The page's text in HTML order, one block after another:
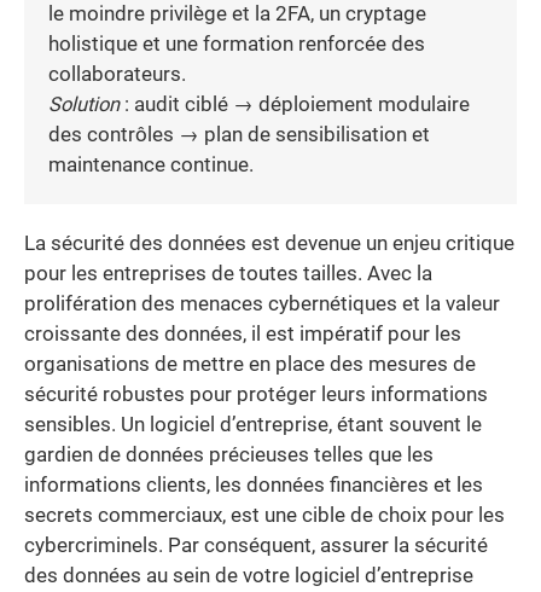
le moindre privilège et la 2FA, un cryptage
holistique et une formation renforcée des
collaborateurs.
Solution: audit ciblé → déploiement modulaire
des contrôles → plan de sensibilisation et
maintenance continue.
La sécurité des données est devenue un enjeu critique
pour les entreprises de toutes tailles. Avec la
prolifération des menaces cybernétiques et la valeur
croissante des données, il est impératif pour les
organisations de mettre en place des mesures de
sécurité robustes pour protéger leurs informations
sensibles. Un logiciel d’entreprise, étant souvent le
gardien de données précieuses telles que les
informations clients, les données financières et les
secrets commerciaux, est une cible de choix pour les
cybercriminels. Par conséquent, assurer la sécurité
des données au sein de votre logiciel d’entreprise